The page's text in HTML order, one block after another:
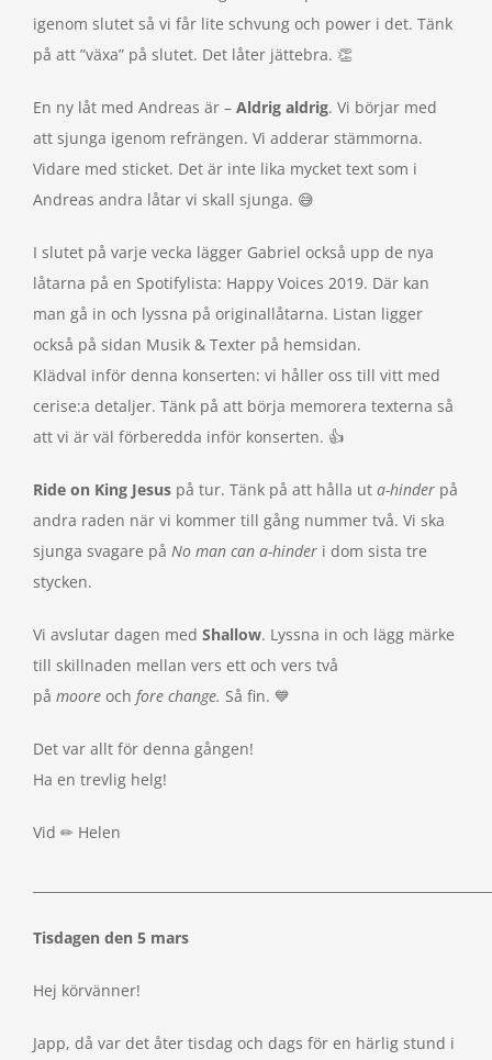
igenom slutet så vi får lite schvung och power i det. Tänk
på att ”växa” på slutet. Det låter jättebra. 👏
En ny låt med Andreas är – Aldrig aldrig. Vi börjar med
att sjunga igenom refrängen. Vi adderar stämmorna.
Vidare med sticket. Det är inte lika mycket text som i
Andreas andra låtar vi skall sjunga. 😅
I slutet på varje vecka lägger Gabriel också upp de nya
låtarna på en Spotifylista: Happy Voices 2019. Där kan
man gå in och lyssna på originallåtarna. Listan ligger
också på sidan Musik & Texter på hemsidan.
Klädval inför denna konserten: vi håller oss till vitt med
cerise:a detaljer. Tänk på att börja memorera texterna så
att vi är väl förberedda inför konserten. 👍
Ride on King Jesus på tur. Tänk på att hålla ut a-hinder på
andra raden när vi kommer till gång nummer två. Vi ska
sjunga svagare på No man can a-hinder i dom sista tre
stycken.
Vi avslutar dagen med Shallow. Lyssna in och lägg märke
till skillnaden mellan vers ett och vers två
på moore och fore change. Så fin. 💙
Det var allt för denna gången!
Ha en trevlig helg!
Vid ✏ Helen
Tisdagen den 5 mars
Hej körvänner!
Japp, då var det åter tisdag och dags för en härlig stund i